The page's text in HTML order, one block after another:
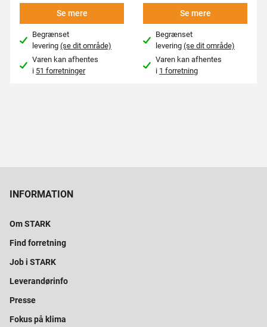
Se mere
Begrænset
levering(se dit område)
Varen kan afhentes
i 51 forretninger
Se mere
Begrænset
levering(se dit område)
Varen kan afhentes
i 1 forretning
INFORMATION
Om STARK
Find forretning
Job i STARK
Leverandørinfo
Presse
Fokus på klima